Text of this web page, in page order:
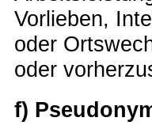
Vorlieben,
oder
oder
f)